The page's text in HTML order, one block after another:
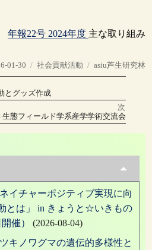
年報22号 2024年度 主な取り組み
01-30
カ
テ
ゴ
リ
ー
社会貢献活動
タ
グ
asiu芦生研究林
とグッズ作成
次
生態フィールド学系産学学術交流会
イチャーポジティブ実現に向
とは」 in きょうと☆いきもの
催）
(2026-08-04)
キノワグマの遺伝的多様性と